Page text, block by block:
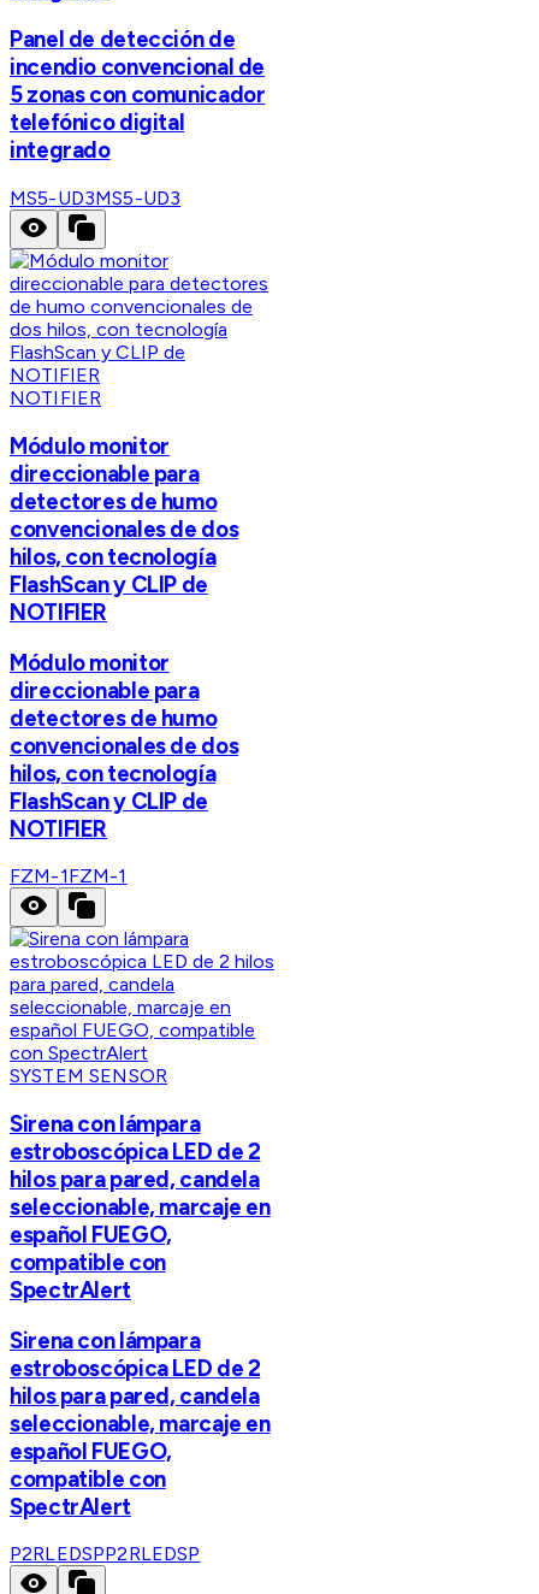
Panel de detección de
incendio convencional de
5 zonas con comunicador
telefónico digital
integrado
MS5-UD3MS5-UD3
NOTIFIER
Módulo monitor
direccionable para
detectores de humo
convencionales de dos
hilos, con tecnología
FlashScan y CLIP de
NOTIFIER
Módulo monitor
direccionable para
detectores de humo
convencionales de dos
hilos, con tecnología
FlashScan y CLIP de
NOTIFIER
FZM-1FZM-1
SYSTEM SENSOR
Sirena con lámpara
estroboscópica LED de 2
hilos para pared, candela
seleccionable, marcaje en
español FUEGO,
compatible con
SpectrAlert
Sirena con lámpara
estroboscópica LED de 2
hilos para pared, candela
seleccionable, marcaje en
español FUEGO,
compatible con
SpectrAlert
P2RLEDSPP2RLEDSP